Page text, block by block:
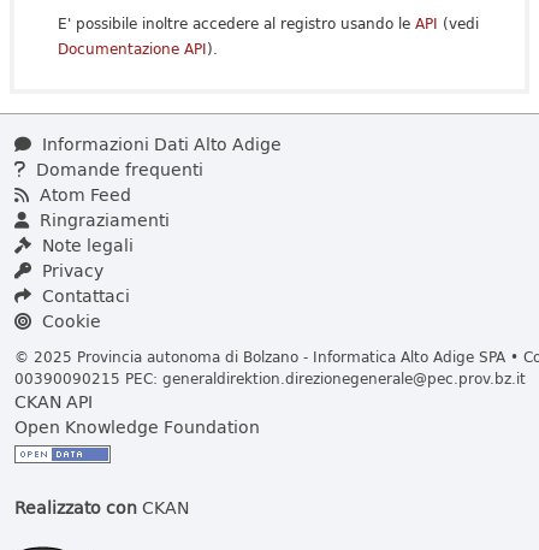
E' possibile inoltre accedere al registro usando le API (vedi
Documentazione API).
Informazioni Dati Alto Adige
Domande frequenti
Atom Feed
Ringraziamenti
Note legali
Privacy
Contattaci
Cookie
© 2025 Provincia autonoma di Bolzano - Informatica Alto Adige SPA •
00390090215 PEC: generaldirektion.direzionegenerale@pec.prov.bz.it
CKAN API
Open Knowledge Foundation
Realizzato conCKAN